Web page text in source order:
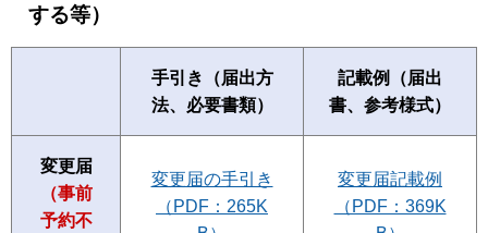
する等）
手引き（届出方
法、必要書類）
記載例（届出
書、参考様式）
変更届
（事前
予約不
変更届の手引き
（PDF：265K
変更届記載例
（PDF：369K